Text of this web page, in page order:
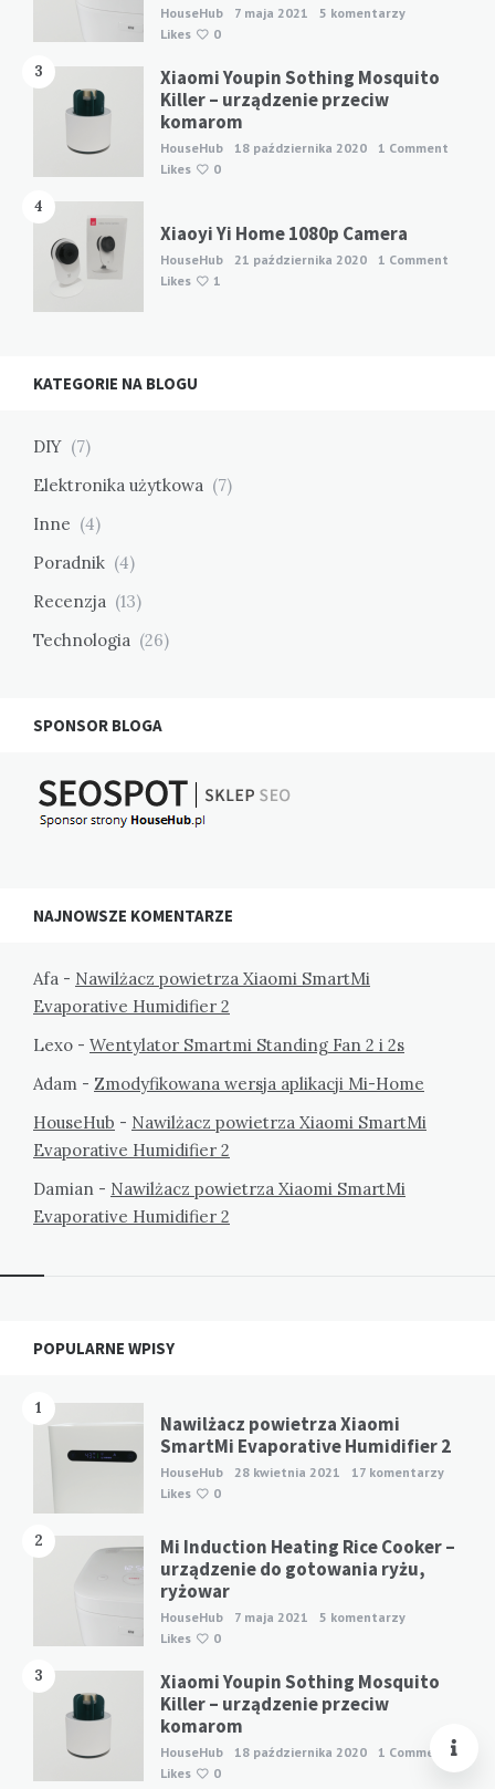
HouseHub 7 maja 2021
5 komentarzy
Likes
0
3
Xiaomi Youpin Sothing Mosquito
Killer – urządzenie przeciw
komarom
HouseHub 18 października 2020
1 Comment
Likes
0
4
Xiaoyi Yi Home 1080p Camera
HouseHub 21 października 2020
1 Comment
Likes
1
KATEGORIE NA BLOGU
DIY (7)
Elektronika użytkowa (7)
Inne (4)
Poradnik (4)
Recenzja (13)
Technologia (26)
SPONSOR BLOGA
NAJNOWSZE KOMENTARZE
Afa - Nawilżacz powietrza Xiaomi SmartMi
Evaporative Humidifier 2
Lexo - Wentylator Smartmi Standing Fan 2 i 2s
Adam - Zmodyfikowana wersja aplikacji Mi-Home
HouseHub - Nawilżacz powietrza Xiaomi SmartMi
Evaporative Humidifier 2
Damian - Nawilżacz powietrza Xiaomi SmartMi
Evaporative Humidifier 2
Widgets
POPULARNE WPISY
1
Nawilżacz powietrza Xiaomi
SmartMi Evaporative Humidifier 2
HouseHub 28 kwietnia 2021
17 komentarzy
Likes
0
2
Mi Induction Heating Rice Cooker –
urządzenie do gotowania ryżu,
ryżowar
HouseHub 7 maja 2021
5 komentarzy
Likes
0
3
Xiaomi Youpin Sothing Mosquito
Killer – urządzenie przeciw
komarom
HouseHub 18 października 2020
1 Comment
Likes
0